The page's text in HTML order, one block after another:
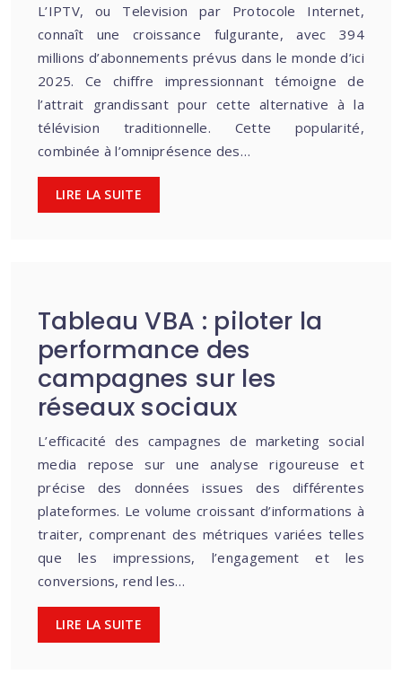
L’IPTV, ou Television par Protocole Internet,
connaît une croissance fulgurante, avec 394
millions d’abonnements prévus dans le monde d’ici
2025. Ce chiffre impressionnant témoigne de
l’attrait grandissant pour cette alternative à la
télévision traditionnelle. Cette popularité,
combinée à l’omniprésence des…
LIRE LA SUITE
Tableau VBA : piloter la
performance des
campagnes sur les
réseaux sociaux
L’efficacité des campagnes de marketing social
media repose sur une analyse rigoureuse et
précise des données issues des différentes
plateformes. Le volume croissant d’informations à
traiter, comprenant des métriques variées telles
que les impressions, l’engagement et les
conversions, rend les…
LIRE LA SUITE